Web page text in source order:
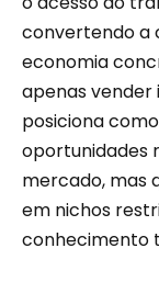
convertendo a
economia
apenas vender
posiciona
oportunidades
mercado, mas
em nichos
conhecimento